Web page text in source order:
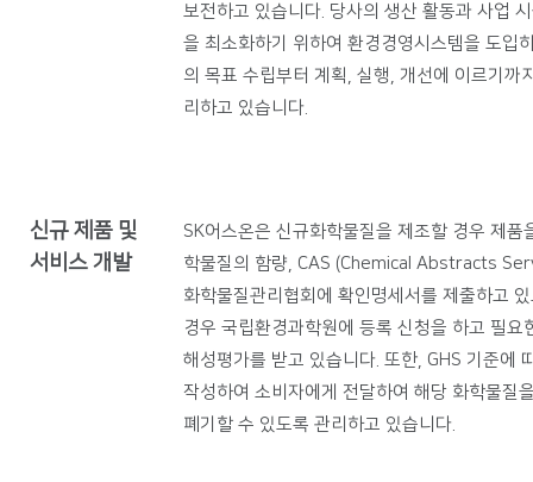
보전하고 있습니다. 당사의 생산 활동과 사업
을 최소화하기 위하여 환경경영시스템을 도입
의 목표 수립부터 계획, 실행, 개선에 이르기까
리하고 있습니다.
신규 제품 및
서비스 개발
SK어스온은 신규화학물질을 제조할 경우 제품
학물질의 함량, CAS (Chemical Abstracts
화학물질관리협회에 확인명세서를 제출하고
경우 국립환경과학원에 등록 신청을 하고 필요
해성평가를 받고 있습니다. 또한, GHS 기준에
작성하여 소비자에게 전달하여 해당 화학물질
폐기할 수 있도록 관리하고 있습니다.